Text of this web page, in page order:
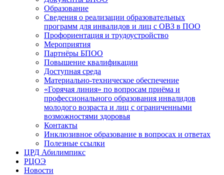
Образование
Сведения о реализации образовательных
программ для инвалидов и лиц с ОВЗ в ПОО
Профориентация и трудоустройство
Мероприятия
Партнёры БПОО
Повышение квалификации
Доступная среда
Материально-техническое обеспечение
«Горячая линия» по вопросам приёма и
профессионального образования инвалидов
молодого возраста и лиц с ограниченными
возможностями здоровья
Контакты
Инклюзивное образование в вопросах и ответах
Полезные ссылки
ЦРД Абилимпикс
РЦОЭ
Новости